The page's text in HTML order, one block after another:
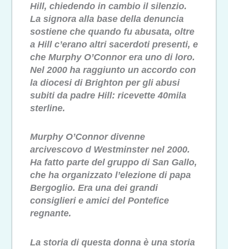
Hill, chiedendo in cambio il silenzio.
La signora alla base della denuncia
sostiene che quando fu abusata, oltre
a Hill c’erano altri sacerdoti presenti, e
che Murphy O’Connor era uno di loro.
Nel 2000 ha raggiunto un accordo con
la diocesi di Brighton per gli abusi
subiti da padre Hill: ricevette 40mila
sterline.
Murphy O’Connor divenne
arcivescovo d Westminster nel 2000.
Ha fatto parte del gruppo di San Gallo,
che ha organizzato l’elezione di papa
Bergoglio. Era una dei grandi
consiglieri e amici del Pontefice
regnante.
La storia di questa donna è una storia